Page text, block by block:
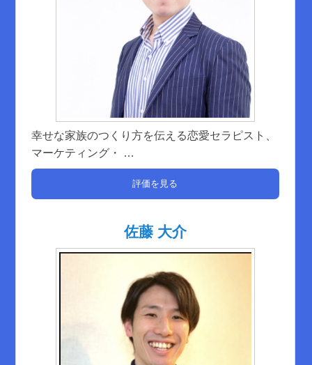
幸せな家族のつくり方を伝える恋愛セラピスト、
マーケティング・
…
評価を見る
佐藤 大介